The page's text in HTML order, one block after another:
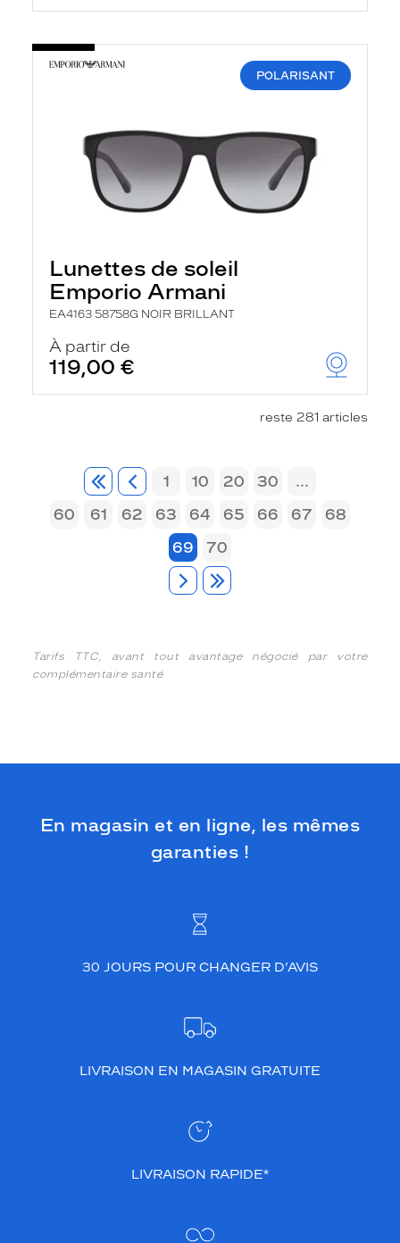
POLARISANT
Lunettes de soleil
Emporio Armani
EA4163 58758G NOIR BRILLANT
À partir de
119,00 €
reste 281 articles
1 10 20 30
...
60
61 62 63 64 65 66 67
68
69
70
Tarifs TTC, avant tout avantage négocié par votre
complémentaire santé
En magasin et en ligne, les mêmes
garanties !
30 JOURS POUR CHANGER D’AVIS
LIVRAISON EN MAGASIN GRATUITE
LIVRAISON RAPIDE*